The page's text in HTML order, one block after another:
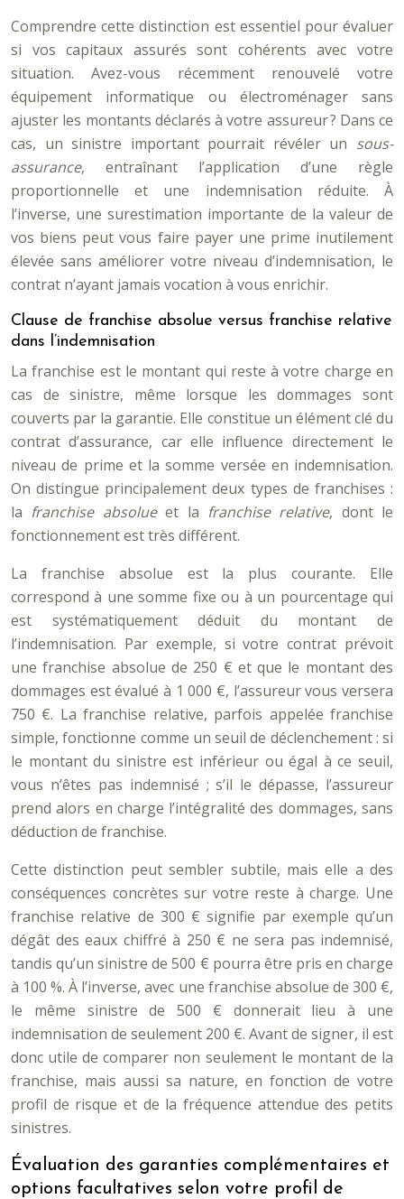
Comprendre cette distinction est essentiel pour évaluer
si vos capitaux assurés sont cohérents avec votre
situation. Avez-vous récemment renouvelé votre
équipement informatique ou électroménager sans
ajuster les montants déclarés à votre assureur ? Dans ce
cas, un sinistre important pourrait révéler un sous-
assurance, entraînant l’application d’une règle
proportionnelle et une indemnisation réduite. À
l’inverse, une surestimation importante de la valeur de
vos biens peut vous faire payer une prime inutilement
élevée sans améliorer votre niveau d’indemnisation, le
contrat n’ayant jamais vocation à vous enrichir.
Clause de franchise absolue versus franchise relative
dans l’indemnisation
La franchise est le montant qui reste à votre charge en
cas de sinistre, même lorsque les dommages sont
couverts par la garantie. Elle constitue un élément clé du
contrat d’assurance, car elle influence directement le
niveau de prime et la somme versée en indemnisation.
On distingue principalement deux types de franchises :
la franchise absolueet la franchise relative, dont le
fonctionnement est très différent.
La franchise absolue est la plus courante. Elle
correspond à une somme fixe ou à un pourcentage qui
est systématiquement déduit du montant de
l’indemnisation. Par exemple, si votre contrat prévoit
une franchise absolue de 250 € et que le montant des
dommages est évalué à 1 000 €, l’assureur vous versera
750 €. La franchise relative, parfois appelée franchise
simple, fonctionne comme un seuil de déclenchement : si
le montant du sinistre est inférieur ou égal à ce seuil,
vous n’êtes pas indemnisé ; s’il le dépasse, l’assureur
prend alors en charge l’intégralité des dommages, sans
déduction de franchise.
Cette distinction peut sembler subtile, mais elle a des
conséquences concrètes sur votre reste à charge. Une
franchise relative de 300 € signifie par exemple qu’un
dégât des eaux chiffré à 250 € ne sera pas indemnisé,
tandis qu’un sinistre de 500 € pourra être pris en charge
à 100 %. À l’inverse, avec une franchise absolue de 300 €,
le même sinistre de 500 € donnerait lieu à une
indemnisation de seulement 200 €. Avant de signer, il est
donc utile de comparer non seulement le montant de la
franchise, mais aussi sa nature, en fonction de votre
profil de risque et de la fréquence attendue des petits
sinistres.
Évaluation des garanties complémentaires et
options facultatives selon votre profil de